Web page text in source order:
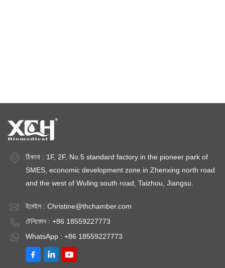
ঠিকানা : 1F, 2F, No.5 standard factory in the pioneer park of
SMES, economic development zone in Zhenxing north road
and the west of Wuling south road, Taizhou, Jiangsu.
ইমেইল : Christine@thchamber.com
টেলিফোন : +86 18559227773
WhatsApp : +86 18559227773